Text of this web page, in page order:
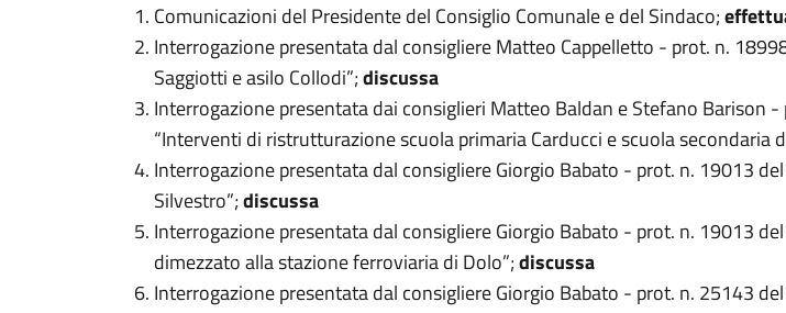
Comunicazioni del Presidente del Consiglio Comunale e del Sindaco;
Interrogazione presentata dal consigliere Matteo Cappelletto - prot. n.
Saggiotti e asilo Collodi”;discussa
Interrogazione presentata dai consiglieri Matteo Baldan e Stefano
“Interventi di ristrutturazione scuola primaria Carducci e scuola secondaria
Interrogazione presentata dal consigliere Giorgio Babato - prot. n. 19013
Silvestro”;discussa
Interrogazione presentata dal consigliere Giorgio Babato - prot. n. 19013
dimezzato alla stazione ferroviaria di Dolo”;discussa
Interrogazione presentata dal consigliere Giorgio Babato - prot. n. 25143